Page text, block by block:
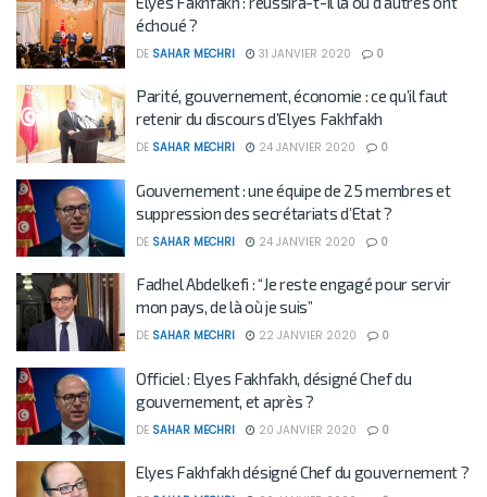
échoué ?
DE SAHAR MECHRI 31 JANVIER 2020 0
Parité, gouvernement, économie : ce qu’il faut
retenir du discours d’Elyes Fakhfakh
DE SAHAR MECHRI 24 JANVIER 2020 0
Gouvernement : une équipe de 25 membres et
suppression des secrétariats d’Etat ?
DE SAHAR MECHRI 24 JANVIER 2020 0
Fadhel Abdelkefi : “Je reste engagé pour servir
mon pays, de là où je suis”
DE SAHAR MECHRI 22 JANVIER 2020 0
Officiel : Elyes Fakhfakh, désigné Chef du
gouvernement, et après ?
DE SAHAR MECHRI 20 JANVIER 2020 0
Elyes Fakhfakh désigné Chef du gouvernement ?